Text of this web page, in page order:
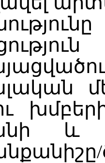
և